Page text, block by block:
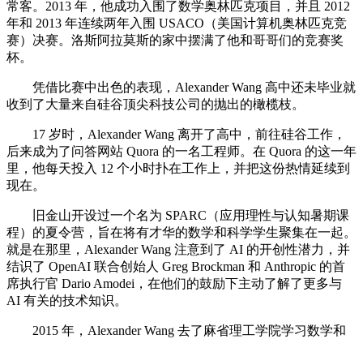
常客。2013 年，他成功入围了数学奥林匹克项目，并且 2012
年和 2013 年连续两年入围 USACO（美国计算机奥林匹克竞
赛）决赛。洛斯阿拉莫斯的家中摆满了他和哥哥们的竞赛奖
杯。
凭借比赛中出色的表现，Alexander Wang 高中还未毕业就
收到了大量来自硅谷顶尖科技公司的抛出的橄榄枝。
17 岁时，Alexander Wang 离开了高中，前往硅谷工作，
后来成为了问答网站 Quora 的一名工程师。在 Quora 的这一年
里，他每天投入 12 个小时扑在工作上，并把这份热情延续到
现在。
旧金山开设过一个名为 SPARC（应用理性与认知暑期课
程）的夏令营，旨在将有才华的数学和科学学生聚集在一起。
就是在那里，Alexander Wang 注意到了 AI 的开创性潜力，并
结识了 OpenAI 联合创始人 Greg Brockman 和 Anthropic 的首
席执行官 Dario Amodei，在他们的鼓励下主动了解了更多与
AI 有关的技术知识。
2015 年，Alexander Wang 去了麻省理工学院学习数学和